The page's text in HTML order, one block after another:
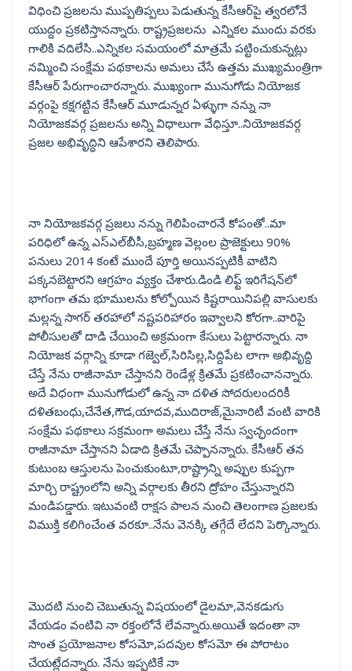
విధించి ప్రజలను ముప్పతిప్పలు పెడుతున్న కేసీఆర్‌పై త్వరలోనే
యుద్దం ప్రకటిస్తానన్నారు. రాష్ట్రప్రజలను ఎన్నికల ముందు వరకు
గాలికి వదిలేసి..ఎన్నికల సమయంలో మాత్రమే పట్టించుకున్నట్లు
నమ్మించి సంక్షేమ పథకాలను అమలు చేసే ఉత్తమ ముఖ్యమంత్రిగా
కేసీఆర్ పేరుగాంచారన్నారు. ముఖ్యంగా మునుగోడు నియోజక
వర్గంపై కక్షగట్టిన కేసీఆర్ మూడున్నర ఏళ్ళుగా నన్ను నా
నియోజకవర్గ ప్రజలను అన్ని విధాలుగా వేధిస్తూ..నియోజకవర్గ
ప్రజల అభివృద్ధిని ఆపేశారని తెలిపారు.
నా నియోజకవర్గ ప్రజలు నన్ను గెలిపించారనే కోపంతో..మా
పరిధిలో ఉన్న ఎస్ఎల్‌బీసీ,బ్రహ్మణ వెల్లంల ప్రాజెక్టులు 90%
పనులు 2014 కంటే ముందే పూర్తి అయినప్పటికీ వాటిని
పక్కనబెట్టారని ఆగ్రహం వ్యక్తం చేశారు.డిండి లిఫ్ట్ ఇరిగేషన్‌లో
భాగంగా తమ భూములను కోల్పోయిన కిష్టరాయినిపల్లి వాసులకు
మల్లన్న సాగర్ తరహాలో నష్టపరిహారం ఇవ్వాలని కోరగా..వారిపై
పోలీసులతో దాడి చేయించి అక్రమంగా కేసులు పెట్టారన్నారు. నా
నియోజక వర్గాన్ని కూడా గజ్వెల్,సిరిసిల్ల,సిద్దిపేట లాగా అభివృద్ది
చేస్తే నేను రాజీనామా చేస్తానని రెండేళ్ల క్రితమే ప్రకటించానన్నారు.
అదే విధంగా మునుగోడులో ఉన్న నా దళిత సోదరులందరికీ
దళితబంధు,చేనేత,గౌడ,యాదవ,ముదిరాజ్,మైనారిటీ వంటి వారికి
సంక్షేమ పథకాలు సక్రమంగా అమలు చేస్తే నేను స్వచ్ఛందంగా
రాజీనామా చేస్తానని ఏడాది క్రితమే చెప్పానన్నారు. కేసీఆర్ తన
కుటుంబ ఆస్తులను పెంచుకుంటూ,రాష్ట్రాన్ని అప్పుల కుప్పగా
మార్చి రాష్ట్రంలోని అన్ని వర్గాలకు తీరని ద్రోహం చేస్తున్నారని
మండిపడ్డారు. ఇటువంటి రాక్షస పాలన నుంచి తెలంగాణ ప్రజలకు
విముక్తి కలిగించేంత వరకూ..నేను వెనక్కి తగ్గేదే లేదని పెర్కొన్నారు.
మొదటి నుంచి చెబుతున్న విషయంలో డైలమా,వెనకడుగు
వేయడం వంటివి నా రక్తంలోనే లేవన్నారు.అయితే ఇదంతా నా
సొంత ప్రయోజనాల కోసమో,పదవుల కోసమో ఈ పోరాటం
చేయట్లేదన్నారు. నేను ఇప్పటికే నా